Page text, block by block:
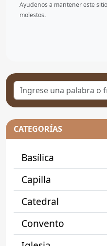
Ayudenos a mantener este
molestos.
CATEGORÍAS
Basílica
Capilla
Catedral
Convento